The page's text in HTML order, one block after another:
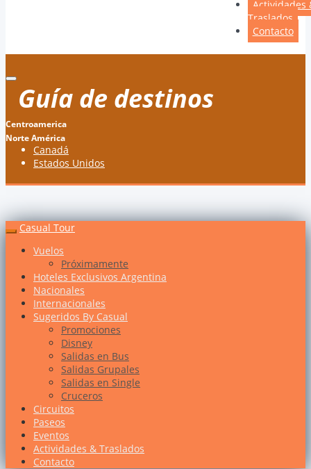
Actividades
Traslados
Contacto
Guía de destinos
Centroamerica
Norte América
Canadá
Estados Unidos
Casual Tour
Vuelos
Próximamente
Hoteles Exclusivos Argentina
Nacionales
Internacionales
Sugeridos By Casual
Promociones
Disney
Salidas en Bus
Salidas Grupales
Salidas en Single
Cruceros
Circuitos
Paseos
Eventos
Actividades & Traslados
Contacto